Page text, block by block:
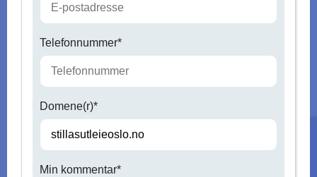
Telefonnummer*
Domene(r)*
Min kommentar*